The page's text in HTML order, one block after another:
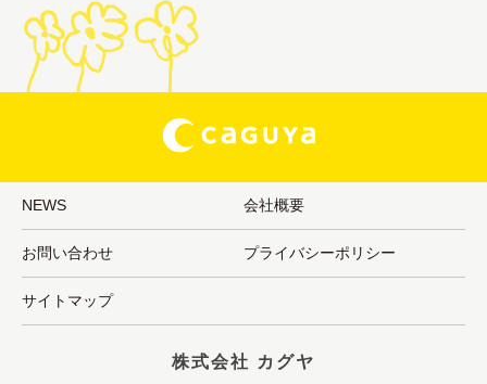
NEWS 会社概要
お問い合わせ プライバシーポリシー
サイトマップ
株式会社 カグヤ